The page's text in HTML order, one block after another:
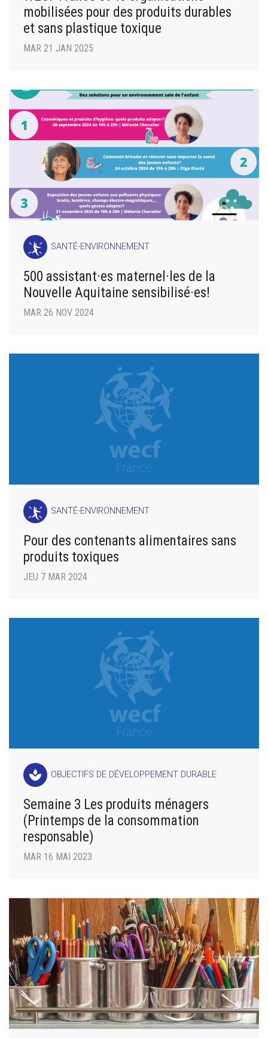
mobilisées pour des produits durables
et sans plastique toxique
MAR 21 JAN 2025
SANTÉ-ENVIRONNEMENT
500 assistant·es maternel·les de la
Nouvelle Aquitaine sensibilisé·es!
MAR 26 NOV 2024
SANTÉ-ENVIRONNEMENT
Pour des contenants alimentaires sans
produits toxiques
JEU 7 MAR 2024
spa OBJECTIFS DE DÉVELOPPEMENT DURABLE
Semaine 3 Les produits ménagers
(Printemps de la consommation
responsable)
MAR 16 MAI 2023